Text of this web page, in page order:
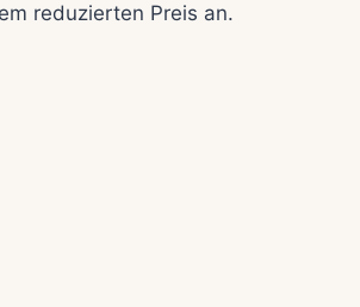
reduzierten Preis an.